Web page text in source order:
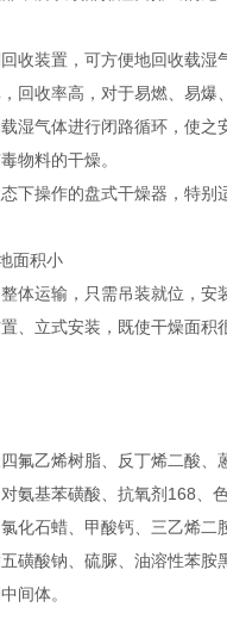
收装置，可方便地回收载湿
回收率高，对于易燃、易爆
湿气体进行闭路循环，使之
物料的干燥。
下操作的盘式干燥器，特别
面积小
体运输，只需吊装就位，安
、立式安装，既使干燥面积
氟乙烯树脂、反丁烯二酸、
氨基苯磺酸、抗氧剂168、
化石蜡、甲酸钙、三乙烯二
磺酸钠、硫脲、油溶性苯胺
间体。